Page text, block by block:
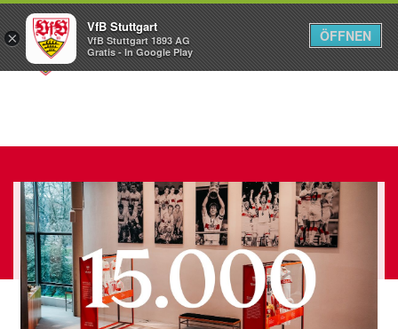
Menü
×
VfB Stuttgart
VfB Stuttgart 1893 AG
Gratis - In Google Play
ÖFFNEN